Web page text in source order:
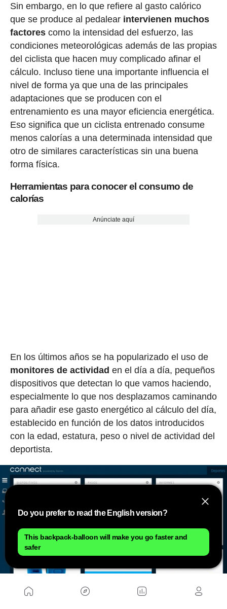
Sin embargo, en lo que refiere al gasto calórico
que se produce al pedalear intervienen muchos
factorescomo la intensidad del esfuerzo, las
condiciones meteorológicas además de las propias
del ciclista que hacen muy complicado afinar el
cálculo. Incluso tiene una importante influencia el
nivel de forma ya que una de las principales
adaptaciones que se producen con el
entrenamiento es una mayor eficiencia energética.
Eso significa que un ciclista entrenado consume
menos calorías a una determinada intensidad que
otro de similares características sin una buena
forma física.
Herramientas para conocer el consumo de
calorías
Anúnciate aquí
En los últimos años se ha popularizado el uso de
monitores de actividad en el día a día, pequeños
dispositivos que detectan lo que vamos haciendo,
especialmente lo que nos desplazamos caminando
para añadir ese gasto energético al cálculo del día,
establecido en función de los datos introducidos
con la edad, estatura, peso o nivel de actividad del
deportista.
Do you prefer to read the English version?
This backpack-balloon will make you go faster and
safer